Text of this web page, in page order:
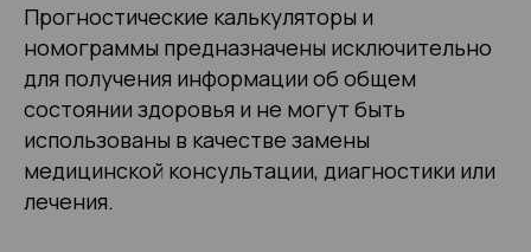
Прогностические калькуляторы и
номограммы предназначены исключительно
для получения информации об общем
состоянии здоровья и не могут быть
использованы в качестве замены
медицинской консультации, диагностики или
лечения.